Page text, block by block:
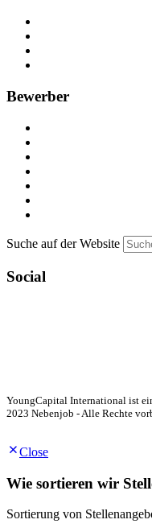
Bewerber
Suche auf der Website
Social
YoungCapital International ist
2023 Nebenjob - Alle Rechte
Close
Wie sortieren wir
Sortierung von